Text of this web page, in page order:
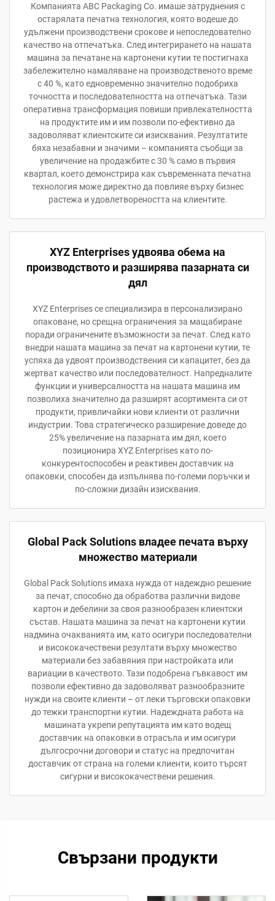
Компанията ABC Packaging Co. имаше затруднения с
остарялата печатна технология, която водеше до
удължени производствени срокове и непоследователно
качество на отпечатъка. След интегрирането на нашата
машина за печатане на картонени кутии те постигнаха
забележително намаляване на производственото време
с 40 %, като едновременно значително подобриха
точността и последователността на отпечатъка. Тази
оперативна трансформация повиши привлекателността
на продуктите им и им позволи по-ефективно да
задоволяват клиентските си изисквания. Резултатите
бяха незабавни и значими – компанията съобщи за
увеличение на продажбите с 30 % само в първия
квартал, което демонстрира как съвременната печатна
технология може директно да повлияе върху бизнес
растежа и удовлетвореността на клиентите.
XYZ Enterprises удвоява обема на
производството и разширява пазарната си
дял
XYZ Enterprises се специализира в персонализирано
опаковане, но срещна ограничения за мащабиране
поради ограничените възможности за печат. След като
внедри нашата машина за печат на картонени кутии, те
успяха да удвоят производствения си капацитет, без да
жертват качество или последователност. Напредналите
функции и универсалността на нашата машина им
позволиха значително да разширят асортимента си от
продукти, привличайки нови клиенти от различни
индустрии. Това стратегическо разширение доведе до
25% увеличение на пазарната им дял, което
позиционира XYZ Enterprises като по-
конкурентоспособен и реактивен доставчик на
опаковки, способен да изпълнява по-големи поръчки и
по-сложни дизайн изисквания.
Global Pack Solutions владее печата върху
множество материали
Global Pack Solutions имаха нужда от надеждно решение
за печат, способно да обработва различни видове
картон и дебелини за своя разнообразен клиентски
състав. Нашата машина за печат на картонени кутии
надмина очакванията им, като осигури последователни
и висококачествени резултати върху множество
материали без забавяния при настройката или
вариации в качеството. Тази подобрена гъвкавост им
позволи ефективно да задоволяват разнообразните
нужди на своите клиенти – от леки търговски опаковки
до тежки транспортни кутии. Надеждната работа на
машината укрепи репутацията им като водещ
доставчик на опаковки в отрасъла и им осигури
дългосрочни договори и статус на предпочитан
доставчик от страна на големи клиенти, които търсят
сигурни и висококачествени решения.
Свързани продукти